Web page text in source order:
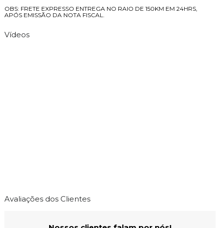
OBS: FRETE EXPRESSO ENTREGA NO RAIO DE 150KM EM 24HRS,
APÓS EMISSÃO DA NOTA FISCAL.
Vídeos
Avaliações dos Clientes